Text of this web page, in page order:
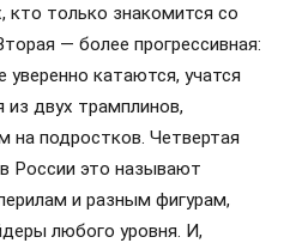
кто только знакомится со
— более прогрессивная:
катаются, учатся
двух трамплинов,
на подростков. Четвертая
России это называют
и разным фигурам,
любого уровня. И,